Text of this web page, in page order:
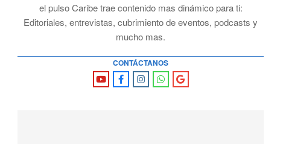
el pulso Caribe trae contenido mas dinámico para ti:
Editoriales, entrevistas, cubrimiento de eventos, podcasts y
mucho mas.
CONTÁCTANOS